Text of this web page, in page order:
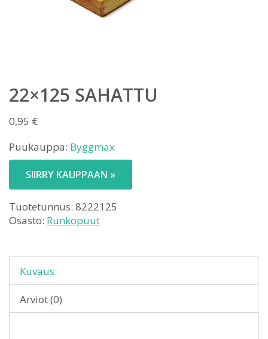
22×125 SAHATTU
0,95 €
Puukauppa: Byggmax
SIIRRY KAUPPAAN »
Tuotetunnus: 8222125
Osasto: Runkopuut
Kuvaus
Arviot (0)